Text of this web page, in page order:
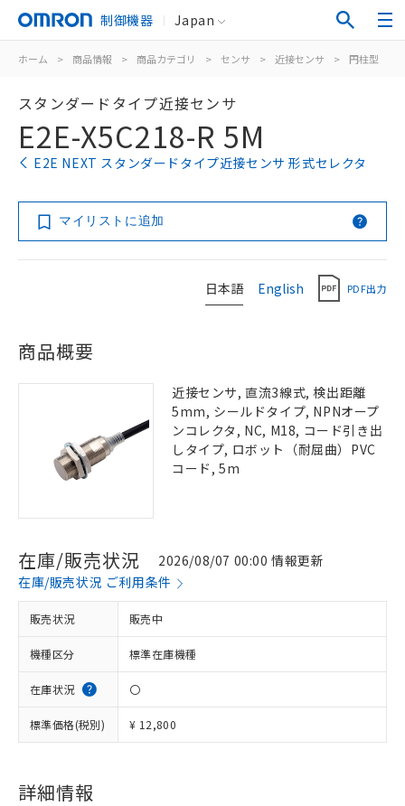
制御機器 Japan
ホーム > 商品情報 > 商品カテゴリ > センサ > 近接センサ > 円柱型
スタンダードタイプ近接センサ
E2E-X5C218-R 5M
E2E NEXT スタンダードタイプ近接センサ 形式セレクタ
マイリストに追加
日本語 English PDF出力
商品概要
近接センサ, 直流3線式, 検出距離
5mm, シールドタイプ, NPNオープ
ンコレクタ, NC, M18, コード引き出
しタイプ, ロボット（耐屈曲）PVC
コード, 5m
在庫/販売状況
2026/08/07 00:00 情報更新
在庫/販売状況 ご利用条件
販売状況 販売中
機種区分 標準在庫機種
在庫状況 〇
標準価格(税別) ¥ 12,800
詳細情報